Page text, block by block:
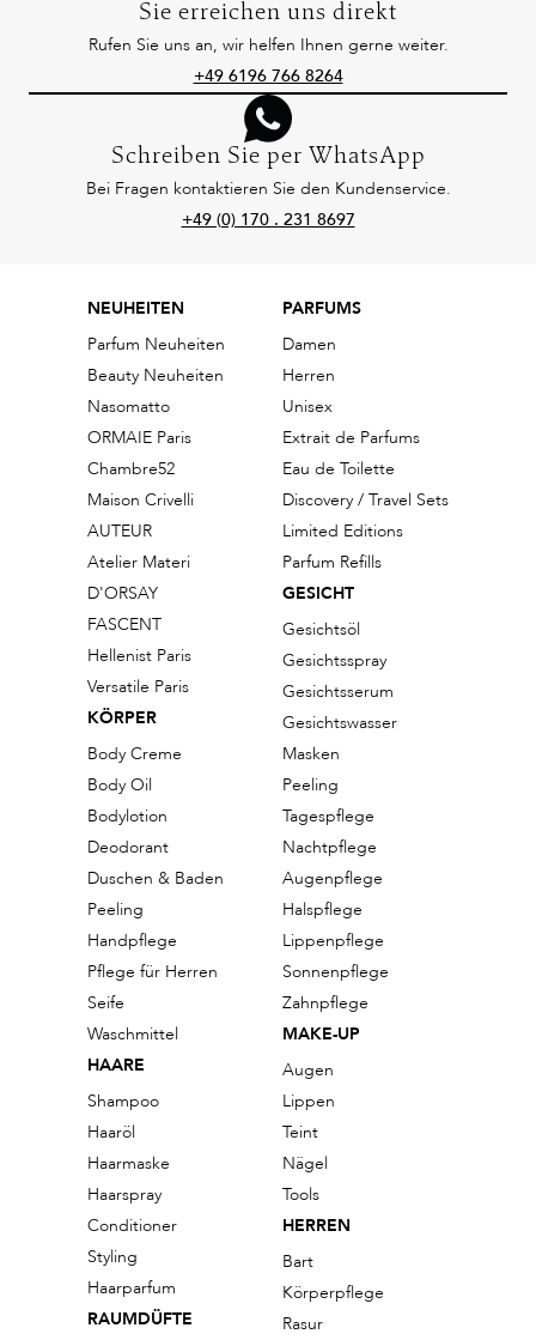
Sie erreichen uns direkt
Rufen Sie uns an, wir helfen Ihnen gerne weiter.
+49 6196 766 8264
Schreiben Sie per WhatsApp
Bei Fragen kontaktieren Sie den Kundenservice.
+49 (0) 170 . 231 8697
NEUHEITEN
Parfum Neuheiten
Beauty Neuheiten
Nasomatto
ORMAIE Paris
Chambre52
Maison Crivelli
AUTEUR
Atelier Materi
D'ORSAY
FASCENT
Hellenist Paris
Versatile Paris
KÖRPER
Body Creme
Body Oil
Bodylotion
Deodorant
Duschen & Baden
Peeling
Handpflege
Pflege für Herren
Seife
Waschmittel
HAARE
Shampoo
Haaröl
Haarmaske
Haarspray
Conditioner
Styling
Haarparfum
RAUMDÜFTE
PARFUMS
Damen
Herren
Unisex
Extrait de Parfums
Eau de Toilette
Discovery / Travel Sets
Limited Editions
Parfum Refills
GESICHT
Gesichtsöl
Gesichtsspray
Gesichtsserum
Gesichtswasser
Masken
Peeling
Tagespflege
Nachtpflege
Augenpflege
Halspflege
Lippenpflege
Sonnenpflege
Zahnpflege
MAKE-UP
Augen
Lippen
Teint
Nägel
Tools
HERREN
Bart
Körperpflege
Rasur